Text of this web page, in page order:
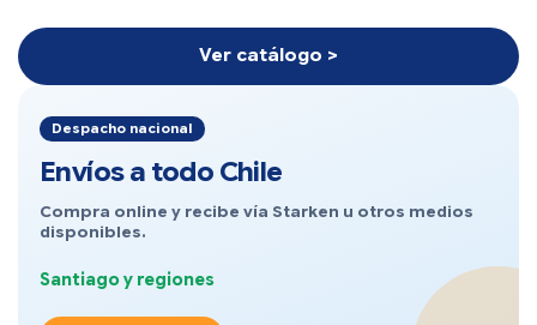
Ver catálogo >
Despacho nacional
Envíos a todo Chile
Compra online y recibe vía Starken u otros medios
disponibles.
Santiago y regiones